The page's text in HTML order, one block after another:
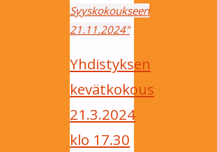
Syyskokoukseen
21.11.2024"
Yhdistyksen
kevätkokous
21.3.2024
klo 17.30